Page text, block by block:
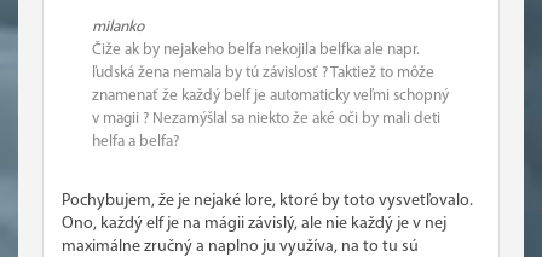
milanko
Čiže ak by nejakeho belfa nekojila belfka ale napr.
ľudská žena nemala by tú závislosť ? Taktiež to môže
znamenať že každý belf je automaticky veľmi schopný
v magii ? Nezamýšlal sa niekto že aké oči by mali deti
helfa a belfa?
Pochybujem, že je nejaké lore, ktoré by toto vysvetľovalo.
Ono, každý elf je na mágii závislý, ale nie každý je v nej
maximálne zručný a naplno ju využíva, na to tu sú